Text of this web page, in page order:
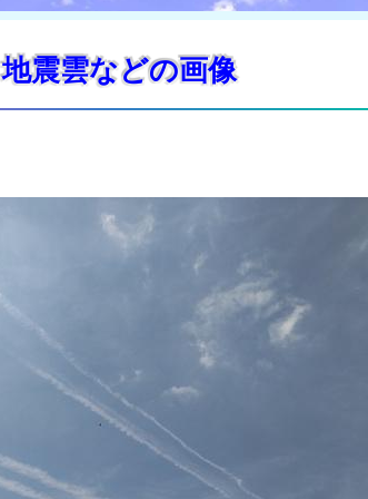
地震雲などの画像